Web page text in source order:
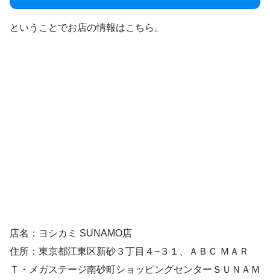
ということでお店の情報はこちら。
店名：ヨシカミ SUNAMO店
住所：東京都江東区新砂３丁目４−３１、ＡＢＣ ＭＡＲ
Ｔ・メガステージ南砂町ショッピングセンターＳＵＮＡＭ